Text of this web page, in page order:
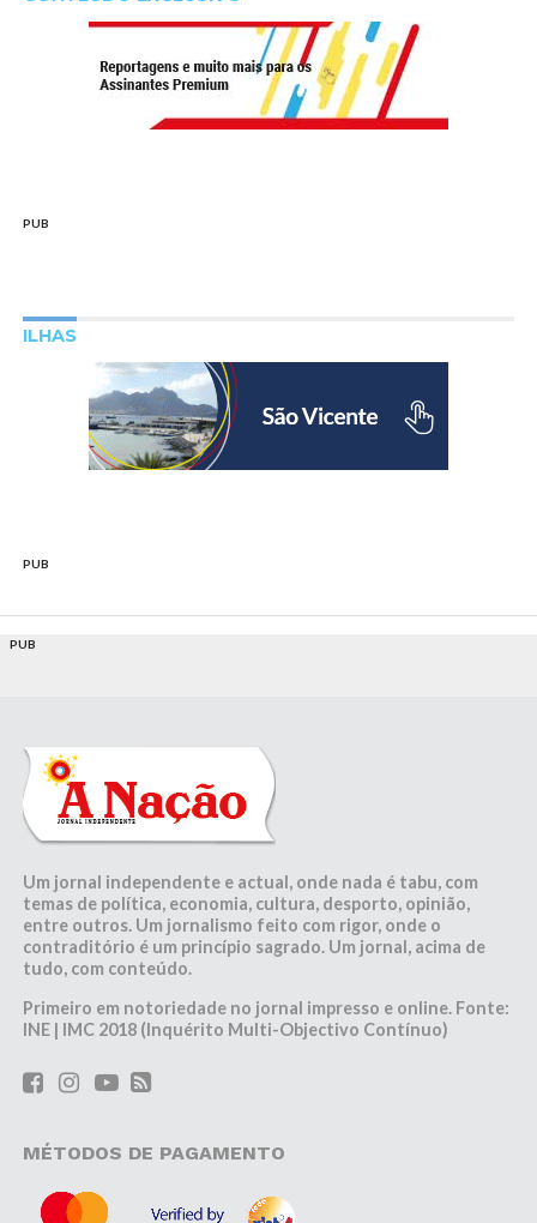
PUB
ILHAS
PUB
PUB
Um jornal independente e actual, onde nada é tabu, com
temas de política, economia, cultura, desporto, opinião,
entre outros. Um jornalismo feito com rigor, onde o
contraditório é um princípio sagrado. Um jornal, acima de
tudo, com conteúdo.
Primeiro em notoriedade no jornal impresso e online. Fonte:
INE | IMC 2018 (Inquérito Multi-Objectivo Contínuo)
MÉTODOS DE PAGAMENTO